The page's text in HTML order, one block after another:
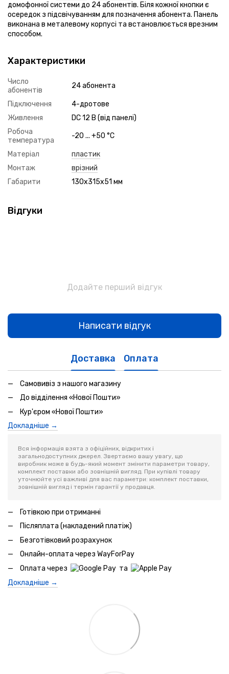
домофонної системи до 24 абонентів. Біля кожної кнопки є
осередок з підсвічуванням для позначення абонента. Панель
виконана в металевому корпусі та встановлюється врезним
способом.
Характеристики
Число
абонентів
24 абонента
Підключення
4-дротове
Живлення
DC 12 В (від панелі)
Робоча
температура
-20 ... +50 °C
Матеріал
пластик
Монтаж
врізний
Габарити
130x315x51 мм
Відгуки
Додайте перший відгук
Написати відгук
Доставка Оплата
Самовивіз з нашого магазину
До відділення «Нової Пошти»
Кур'єром «Нової Пошти»
Докладніше →
Вся інформація взята з офіційних, відкритих і
загальнодоступних джерел. Звертаємо вашу увагу, що
виробник може в будь-який момент змінити параметри товару,
комплект поставки або зовнішній вигляд. При купівлі товару
уточнюйте усі важливі для вас параметри: комплект поставки,
зовнішній вигляд і термін гарантії у продавця.
Готівкою при отриманні
Післяплата (накладений платіж)
Безготівковий розрахунок
Онлайн-оплата через WayForPay
Оплата через
та
Докладніше →